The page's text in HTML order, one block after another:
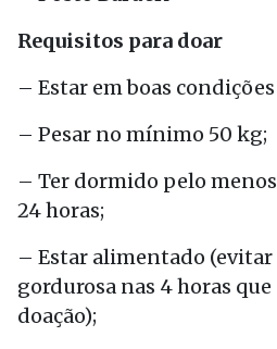
Requisitos para doar
– Estar em boas
– Pesar no mínimo 50 kg;
– Ter dormido pelo
24 horas;
– Estar alimentado
gordurosa nas 4 horas
doação);